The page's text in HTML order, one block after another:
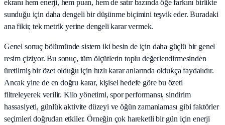
ekranı hem enerji, hem puan, hem de satır bazında öğe farkını birlikte
sunduğu için daha dengeli bir düşünme biçimini teşvik eder. Buradaki
ana fikir, tek metrik yerine dengeli karar vermek.
Genel sonuç bölümünde sistem iki besin de için daha güçlü bir genel
resim çiziyor. Bu sonuç, tüm ölçütlerin toplu değerlendirmesinden
üretilmiş bir özet olduğu için hızlı karar anlarında oldukça faydalıdır.
Ancak yine de en doğru karar, kişisel hedefe göre bu özeti
filtreleyerek verilir. Kilo yönetimi, spor performansı, sindirim
hassasiyeti, günlük aktivite düzeyi ve öğün zamanlaması gibi faktörler
seçimleri doğrudan etkiler. Örneğin çok hareketli bir gün için enerji